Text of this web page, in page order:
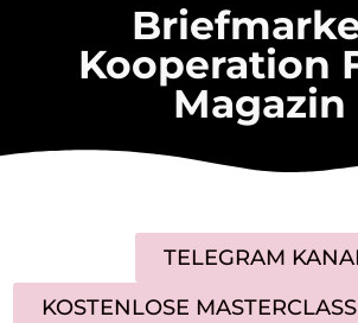
Kooperation
Magazin
TELEGRAM
KOSTENLOSE